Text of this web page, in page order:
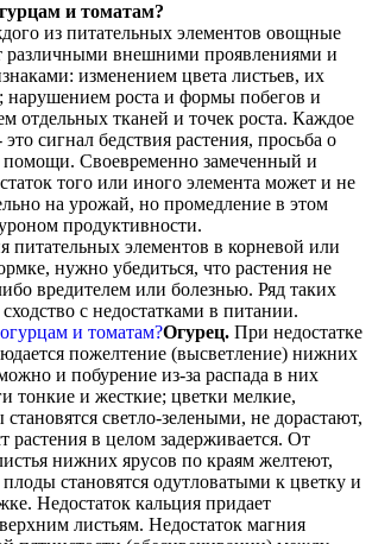
и томатам?
из питательных элементов овощные
различными внешними проявлениями и
изменением цвета листьев, их
нарушением роста и формы побегов и
отдельных тканей и точек роста. Каждое
сигнал бедствия растения, просьба о
помощи. Своевременно замеченный и
того или иного элемента может и не
на урожай, но промедление в этом
продуктивности.
питательных элементов в корневой или
нужно убедиться, что растения не
вредителем или болезнью. Ряд таких
с недостатками в питании.
Огурец. При недостатке
пожелтение (высветление) нижних
и побурение из-за распада в них
тонкие и жесткие; цветки мелкие,
светло-зелеными, не дорастают,
растения в целом задерживается. От
нижних ярусов по краям желтеют,
становятся одутловатыми к цветку и
Недостаток кальция придает
листьям. Недостаток магния